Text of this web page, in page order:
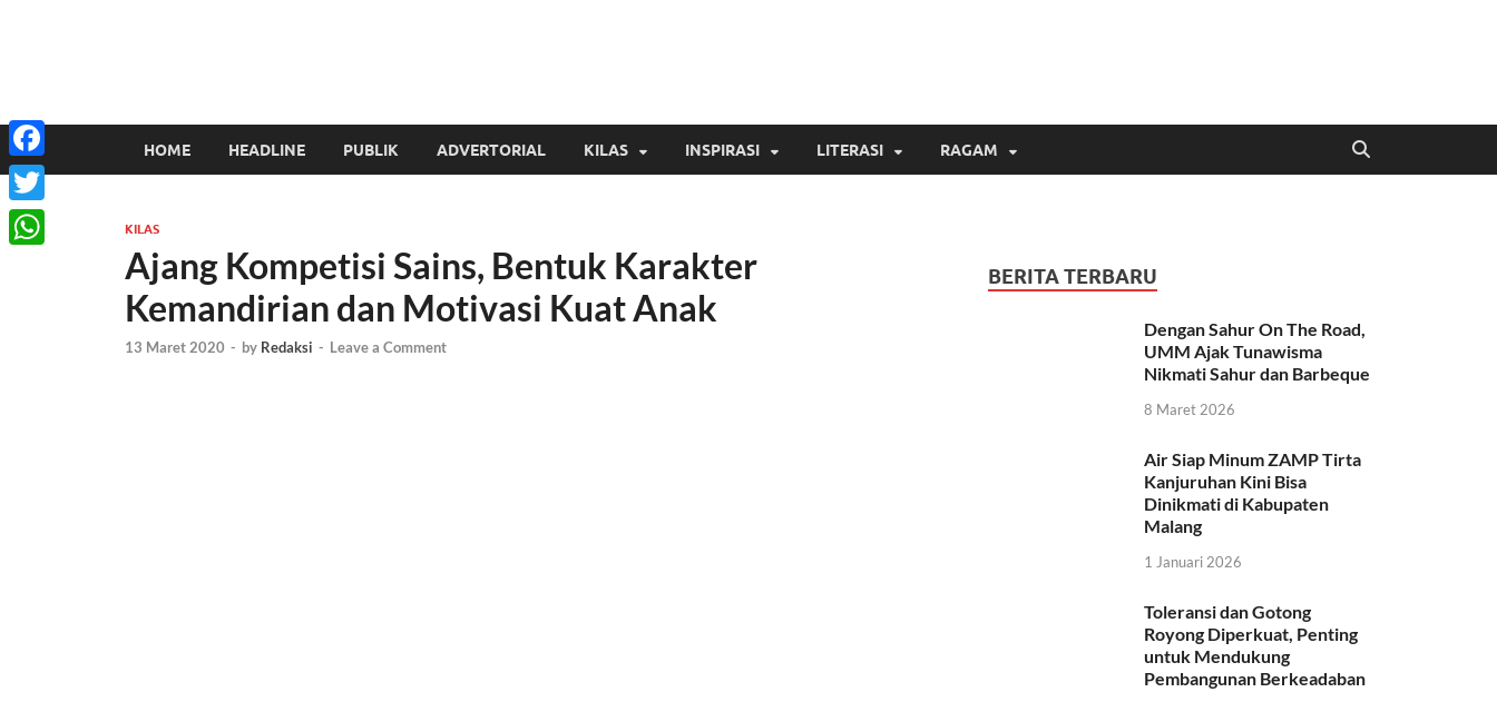
HOME HEADLINE PUBLIK ADVERTORIAL KILAS INSPIRASI LITERASI RAGAM
KILAS
Ajang Kompetisi Sains, Bentuk Karakter
Kemandirian dan Motivasi Kuat Anak
13 Maret 2020 - by Redaksi - Leave a Comment
BERITA TERBARU
Dengan Sahur On The Road,
UMM Ajak Tunawisma
Nikmati Sahur dan Barbeque
8 Maret 2026
Air Siap Minum ZAMP Tirta
Kanjuruhan Kini Bisa
Dinikmati di Kabupaten
Malang
1 Januari 2026
Toleransi dan Gotong
Royong Diperkuat, Penting
untuk Mendukung
Pembangunan Berkeadaban
Facebook
Twitter